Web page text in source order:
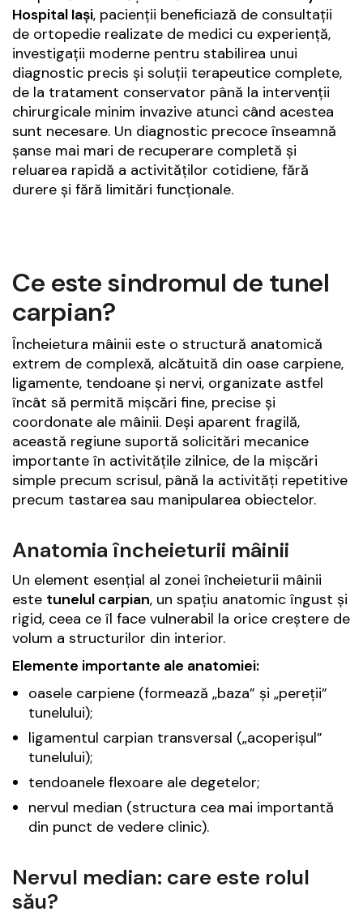
Hospital Iași, pacienții beneficiază de consultații
de ortopedie realizate de medici cu experiență,
investigații moderne pentru stabilirea unui
diagnostic precis și soluții terapeutice complete,
de la tratament conservator până la intervenții
chirurgicale minim invazive atunci când acestea
sunt necesare. Un diagnostic precoce înseamnă
șanse mai mari de recuperare completă și
reluarea rapidă a activităților cotidiene, fără
durere și fără limitări funcționale.
Ce este sindromul de tunel
carpian?
Încheietura mâinii este o structură anatomică
extrem de complexă, alcătuită din oase carpiene,
ligamente, tendoane și nervi, organizate astfel
încât să permită mișcări fine, precise și
coordonate ale mâinii. Deși aparent fragilă,
această regiune suportă solicitări mecanice
importante în activitățile zilnice, de la mișcări
simple precum scrisul, până la activități repetitive
precum tastarea sau manipularea obiectelor.
Anatomia încheieturii mâinii
Un element esențial al zonei încheieturii mâinii
este tunelul carpian, un spațiu anatomic îngust și
rigid, ceea ce îl face vulnerabil la orice creștere de
volum a structurilor din interior.
Elemente importante ale anatomiei:
oasele carpiene (formează „baza” și „pereții”
tunelului);
ligamentul carpian transversal („acoperișul”
tunelului);
tendoanele flexoare ale degetelor;
nervul median (structura cea mai importantă
din punct de vedere clinic).
Nervul median: care este rolul
său?